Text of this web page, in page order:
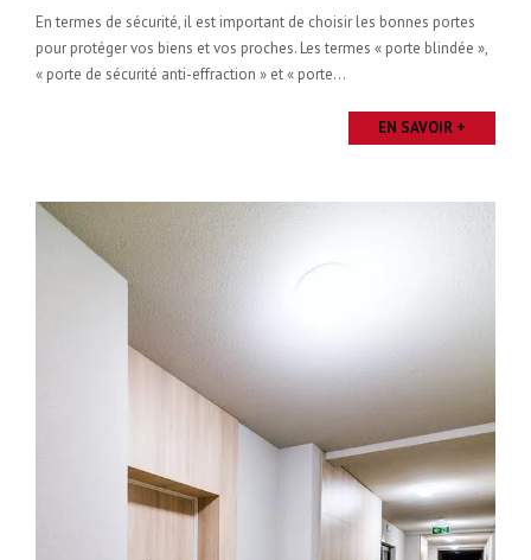
En termes de sécurité, il est important de choisir les bonnes portes
pour protéger vos biens et vos proches. Les termes « porte blindée »,
« porte de sécurité anti-effraction » et « porte...
EN SAVOIR +